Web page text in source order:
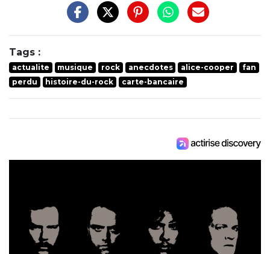
Tags :
actualite musique rock anecdotes alice-cooper
fan
perdu
histoire-du-rock carte-bancaire